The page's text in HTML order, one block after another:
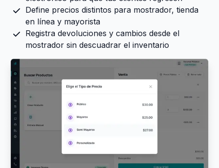
Define precios distintos para mostrador, tienda
en línea y mayorista
Registra devoluciones y cambios desde el
mostrador sin descuadrar el inventario